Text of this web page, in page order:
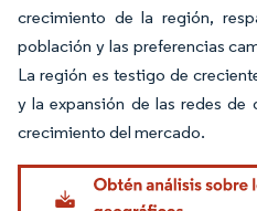
crecimiento de la región,
población y las preferencias
La región es testigo de
y la expansión de las redes
crecimiento del mercado.